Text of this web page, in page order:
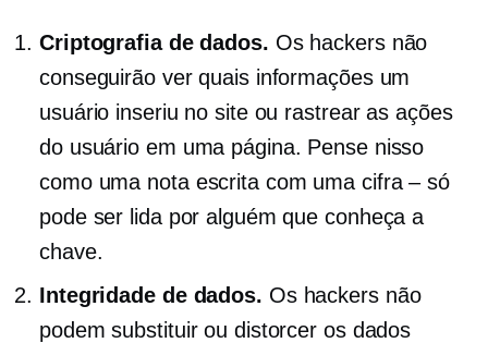
Criptografia de dados. Os hackers não
conseguirão ver quais informações um
usuário inseriu no site ou rastrear as ações
do usuário em uma página. Pense nisso
como uma nota escrita com uma cifra – só
pode ser lida por alguém que conheça a
chave.
Integridade de dados. Os hackers não
podem substituir ou distorcer os dados